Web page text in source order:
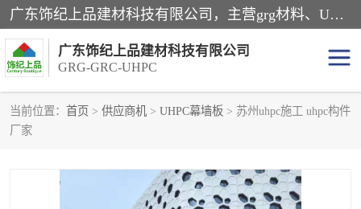
广东饰纪上品建材科技有限公司，主营grg材料、UHPC板、grc构件、uhpc幕墙板、grg厂家、grc厂家、uhpc厂家、GRG吊顶、grg石膏板、grg构件、外墙grc线条、grg造型、grg材料定制，uhpc高性能混凝土，uhpc构件，uhpc镂空挂板，grg材料生产厂家，广东grg厂家，广东grc厂家，联系方式*，2万平厂房，如果您对我公司的产品服务感兴趣，请联系我们。
广东饰纪上品建材科技有限公司
GRG-GRC-UHPC
当前位置： 首页 > 供应商机 > UHPC幕墙板 > 苏州uhpc施工 uhpc构件
厂家
GRG构件
UHPC构件 发泡陶瓷装饰构件